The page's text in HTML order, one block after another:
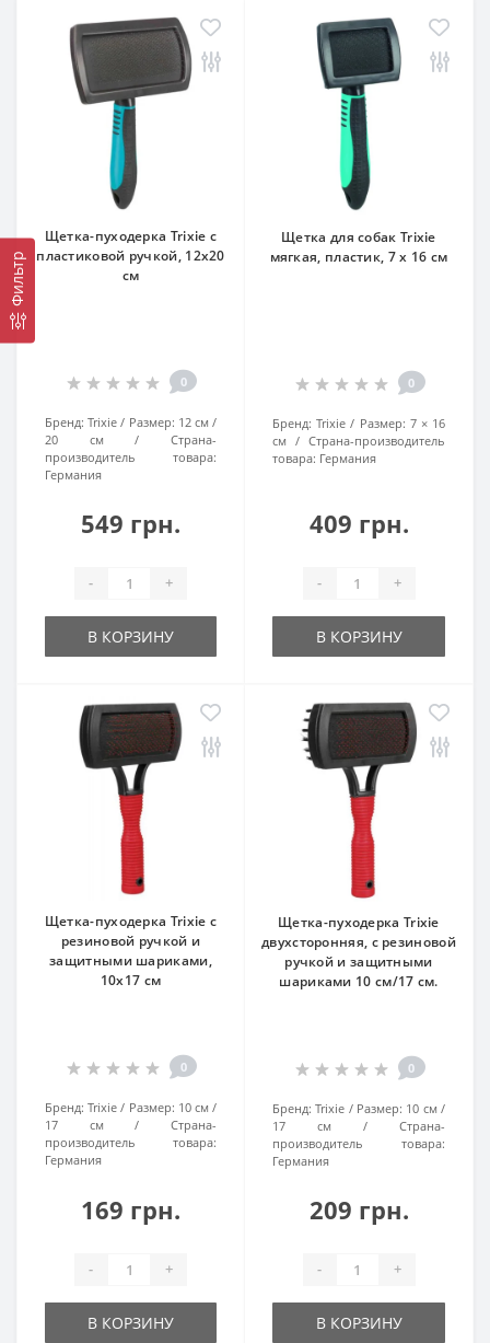
Фильтр
Щетка-пуходерка Trixie с
пластиковой ручкой, 12х20
см
0
Бренд: Trixie Размер: 12 см /
20 см
Страна-
производитель товара:
Германия
549 грн.
- +
В КОРЗИНУ
Щетка для собак Trixie
мягкая, пластик, 7 х 16 см
0
Бренд: Trixie Размер: 7 × 16
см
Страна-производитель
товара: Германия
409 грн.
- +
В КОРЗИНУ
Щетка-пуходерка Trixie с
резиновой ручкой и
защитными шариками,
10х17 см
0
Бренд: Trixie Размер: 10 см /
17 см
Страна-
производитель товара:
Германия
169 грн.
- +
В КОРЗИНУ
Щетка-пуходерка Trixie
двухсторонняя, с резиновой
ручкой и защитными
шариками 10 см/17 см.
0
Бренд: Trixie Размер: 10 см /
17 см
Страна-
производитель товара:
Германия
209 грн.
- +
В КОРЗИНУ